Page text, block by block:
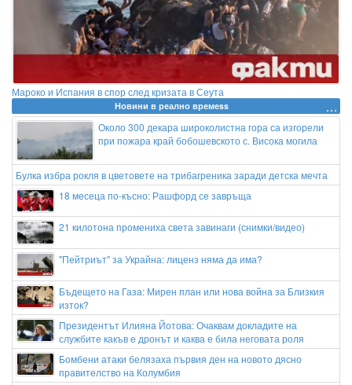
Мароко и Испания в спор след кризата в Сеута
Новини в реално времеss
Около 300 декара широколистна гора са изгорели
при пожара край бобошевското с. Висока могила
Булка избра рокля в цветовете на трибагреника заради детска мечта
18 месеца по-късно: Рашфорд се завръща
21 килотона промениха света завинаги (снимки/видео)
"Пейтриът" за Украйна: лиценз няма да има?
Бъдещето на Газа: Мирен план или нова война за Близкия
изток?
Президентът Илияна Йотова: Очаквам докладите на
службите какъв е дронът и каква е била неговата роля
Бомбени атаки белязаха първия ден на новото дясно
правителство на Колумбия